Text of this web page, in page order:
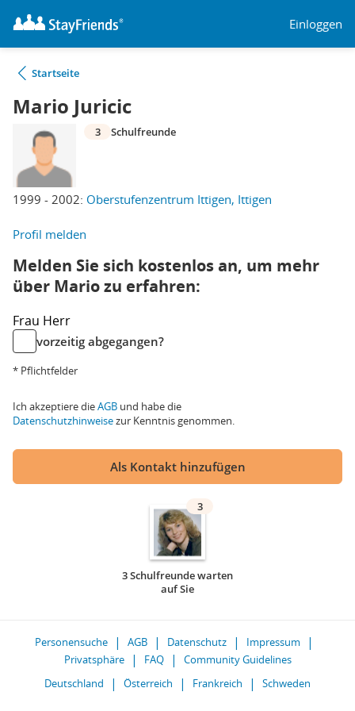
Einloggen
Startseite
Mario Juricic
1999 - 2002: Oberstufenzentrum Ittigen, Ittigen
3 Schulfreunde
Profil melden
Melden Sie sich kostenlos an, um mehr
über Mario zu erfahren:
Frau Herr
vorzeitig abgegangen?
* Pflichtfelder
Ich akzeptiere dieAGB und habe die
Datenschutzhinweisezur Kenntnis genommen.
Als Kontakt hinzufügen
3
3 Schulfreunde warten
auf Sie
Personensuche AGB Datenschutz
Impressum
Privatsphäre
FAQ
Community Guidelines
Deutschland
Österreich Frankreich Schweden